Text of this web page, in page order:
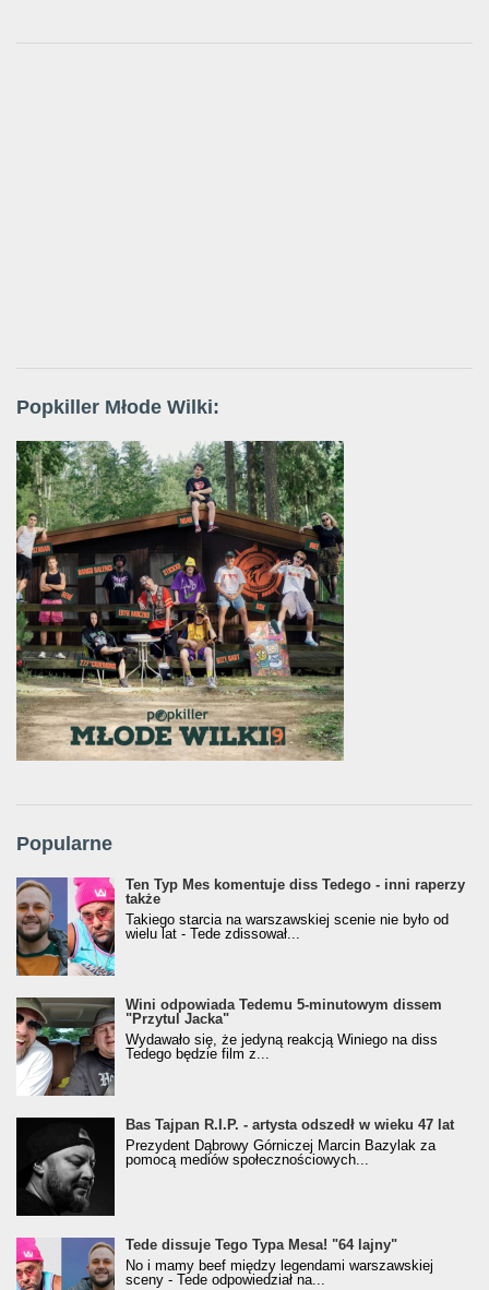
Popkiller Młode Wilki:
Popularne
Ten Typ Mes komentuje diss Tedego - inni raperzy
także
Takiego starcia na warszawskiej scenie nie było od
wielu lat - Tede zdissował...
Wini odpowiada Tedemu 5-minutowym dissem
"Przytul Jacka"
Wydawało się, że jedyną reakcją Winiego na diss
Tedego będzie film z...
Bas Tajpan R.I.P. - artysta odszedł w wieku 47 lat
Prezydent Dąbrowy Górniczej Marcin Bazylak za
pomocą mediów społecznościowych...
Tede dissuje Tego Typa Mesa! "64 lajny"
No i mamy beef między legendami warszawskiej
sceny - Tede odpowiedział na...